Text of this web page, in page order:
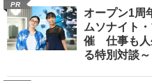
PR
オープン1周
ムソナイト
催 仕事も人
る特別対談～